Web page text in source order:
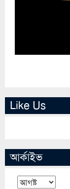
Like Us
আর্কাইভ